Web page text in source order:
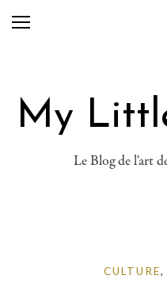
My
Le Blog de l'art
CULTURE,